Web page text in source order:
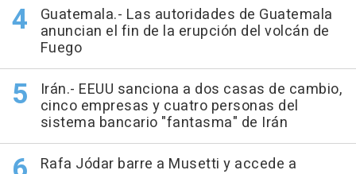
Guatemala.- Las autoridades de Guatemala
anuncian el fin de la erupción del volcán de
Fuego
Irán.- EEUU sanciona a dos casas de cambio,
cinco empresas y cuatro personas del
sistema bancario "fantasma" de Irán
Rafa Jódar barre a Musetti y accede a